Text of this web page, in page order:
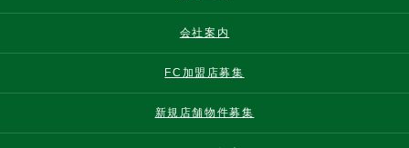
会社案内
FC加盟店募集
新規店舗物件募集